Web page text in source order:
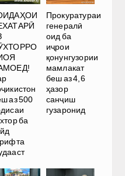
аз 500
ба
Прокуратураи
генералӣ
оид ба
иҷрои
қонунгузории
мамлакат
беш аз 4,6
ҳазор
санҷиш
гузаронид